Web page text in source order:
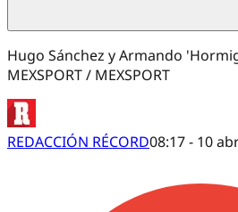
Hugo Sánchez y Armando
MEXSPORT / MEXSPORT
REDACCIÓN RÉCORD08:17 - 10